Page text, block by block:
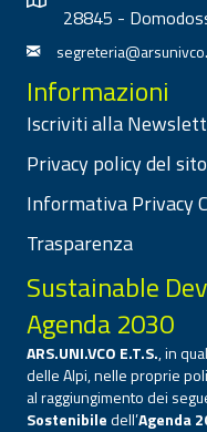
28845 -
Informazioni
Iscriviti alla
Privacy policy del sito
Informativa Privacy
Trasparenza
Sustainable
Agenda 2030
ARS.UNI.VCO E.T.S., in
delle Alpi, nelle proprie
al raggiungimento dei
Sostenibiledell’Agenda